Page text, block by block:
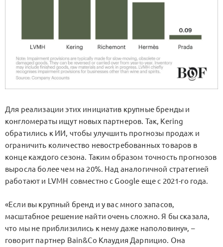
Для реализации этих инициатив крупные бренды и
конгломераты ищут новых партнеров. Так, Kering
обратились к ИИ, чтобы улучшить прогнозы продаж и
ограничить количество невостребованных товаров в
конце каждого сезона. Таким образом точность прогнозов
выросла более чем на 20%. Над аналогичной стратегией
работают и LVMH совместно с Google еще с 2021-го года.
«Если вы крупный бренд и у вас много запасов,
масштабное решение найти очень сложно. Я бы сказала,
что мы не приблизились к нему даже наполовину», –
говорит партнер Bain&Co Клаудия Дарпицио. Она